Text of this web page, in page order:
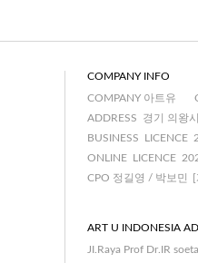
COMPANY INFO
COMPANY 아트유
ADDRESS 경기 의왕
BUSINESS LICENCE
ONLINE LICENCE
CPO 정길영 / 박보민
ART U INDONESIA
JI.Raya Prof Dr.IR